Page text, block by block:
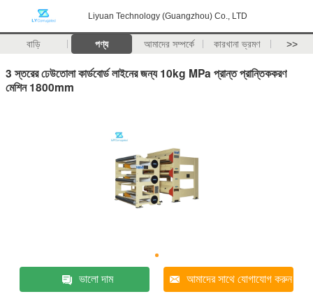
Liyuan Technology (Guangzhou) Co., LTD
বাড়ি পণ্য আমাদের সম্পর্কে কারখানা ভ্রমণ >>
3 স্তরের ঢেউতোলা কার্ডবোর্ড লাইনের জন্য 10kg MPa প্রান্ত প্রান্তিককরণ
মেশিন 1800mm
ভালো দাম আমাদের সাথে যোগাযোগ করুন